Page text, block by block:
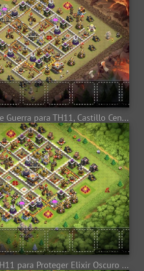
#0310 Diseño de Guerra para TH11, Castillo Centrado, War Base Layout
#0309 Diseño TH11 para Proteger Elixir Oscuro Farming Base Layout